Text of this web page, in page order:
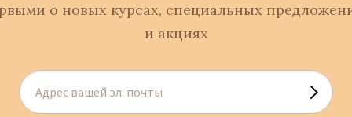
о новых курсах, специальных
и акциях